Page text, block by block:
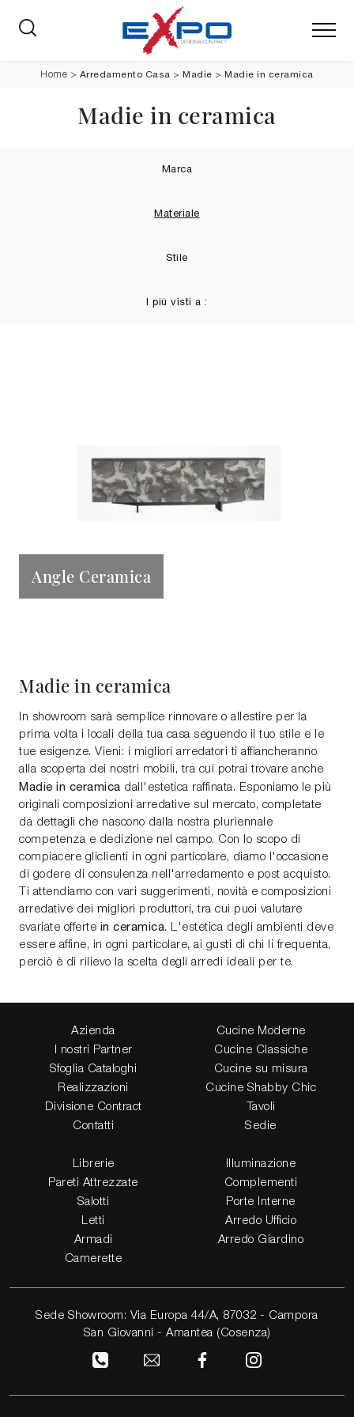
Home > Arredamento Casa >Madie >Madie in ceramica
Madie in ceramica
Marca
Materiale
Stile
I più visti a :
Angle Ceramica
Madie in ceramica
In showroom sarà semplice rinnovare o allestire per la
prima volta i locali della tua casa seguendo il tuo stile e le
tue esigenze. Vieni: i migliori arredatori ti affiancheranno
alla scoperta dei nostri mobili, tra cui potrai trovare anche
Madie in ceramica dall'estetica raffinata. Esponiamo le più
originali composizioni arredative sul mercato, completate
da dettagli che nascono dalla nostra pluriennale
competenza e dedizione nel campo. Con lo scopo di
compiacere gliclienti in ogni particolare, diamo l'occasione
di godere di consulenza nell'arredamento e post acquisto.
Ti attendiamo con vari suggerimenti, novità e composizioni
arredative dei migliori produttori, tra cui puoi valutare
svariate offerte in ceramica. L'estetica degli ambienti deve
essere affine, in ogni particolare, ai gusti di chi li frequenta,
perciò è di rilievo la scelta degli arredi ideali per te.
Azienda
I nostri Partner
Sfoglia Cataloghi
Realizzazioni
Divisione Contract
Contatti
Cucine Moderne
Cucine Classiche
Cucine su misura
Cucine Shabby Chic
Tavoli
Sedie
Librerie
Pareti Attrezzate
Salotti
Letti
Armadi
Camerette
Illuminazione
Complementi
Porte Interne
Arredo Ufficio
Arredo Giardino
Sede Showroom: Via Europa 44/A, 87032 - Campora
San Giovanni - Amantea (Cosenza)